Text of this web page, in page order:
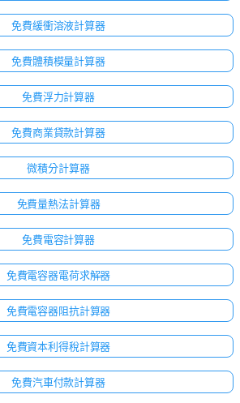
免費緩衝溶液計算器
免費體積模量計算器
免費浮力計算器
免費商業貸款計算器
微積分計算器
免費量熱法計算器
免費電容計算器
免費電容器電荷求解器
免費電容器阻抗計算器
免費資本利得稅計算器
免費汽車付款計算器